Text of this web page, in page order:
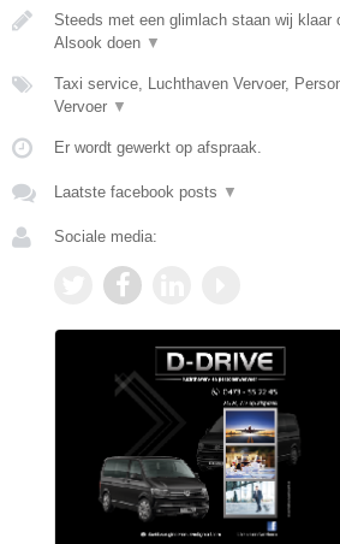
Steeds met een glimlach staan wij klaar
Alsook doen ▼
Taxi service, Luchthaven Vervoer,
Vervoer ▼
Er wordt gewerkt op afspraak.
Laatste facebook posts ▼
Sociale media: